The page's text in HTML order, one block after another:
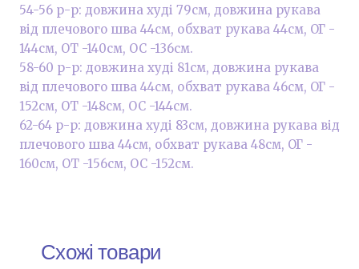
54-56 р-р: довжина худі 79см, довжина рукава
від плечового шва 44см, обхват рукава 44см, ОГ -
144см, ОТ -140см, OC -136см.
58-60 р-р: довжина худі 81см, довжина рукава
від плечового шва 44см, обхват рукава 46см, ОГ -
152см, ОТ -148см, OC -144см.
62-64 р-р: довжина худі 83см, довжина рукава від
плечового шва 44см, обхват рукава 48см, ОГ -
160см, ОТ -156см, OC -152см.
Схожі товари